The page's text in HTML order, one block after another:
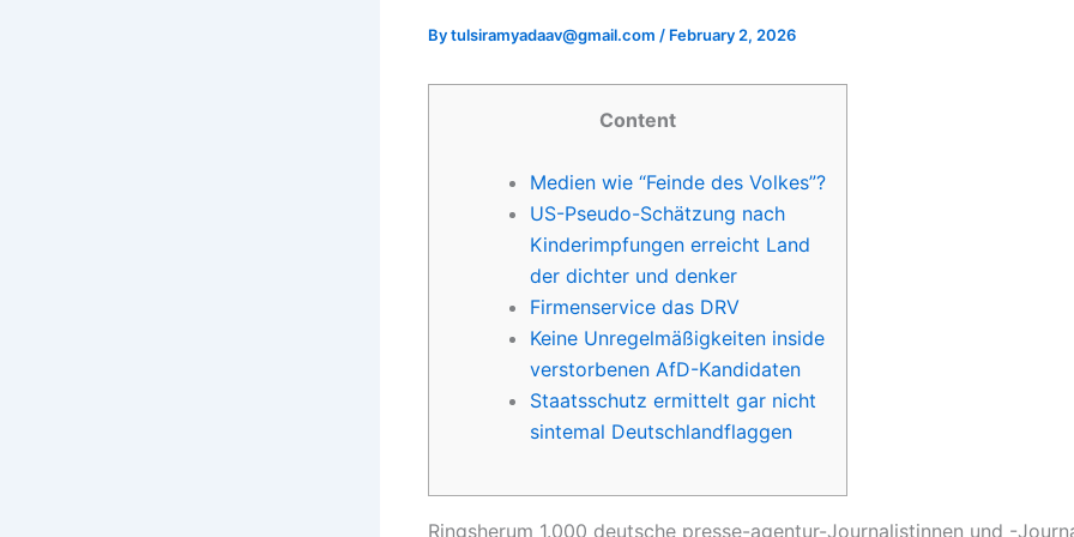
Bytulsiramyadaav@gmail.com / February 2, 2026
Content
Medien wie “Feinde des Volkes”?
US-Pseudo-Schätzung nach
Kinderimpfungen erreicht Land
der dichter und denker
Firmenservice das DRV
Keine Unregelmäßigkeiten inside
verstorbenen AfD-Kandidaten
Staatsschutz ermittelt gar nicht
sintemal Deutschlandflaggen
Ringsherum 1.000 deutsche presse-agentur-Journalistinnen und -